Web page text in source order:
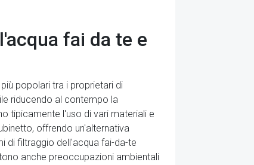
fai da te e
popolari tra i proprietari di
riducendo al contempo la
tipicamente l'uso di vari materiali e
offrendo un'alternativa
di filtraggio dell'acqua fai-da-te
anche preoccupazioni ambientali